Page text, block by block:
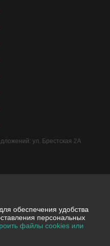
ул. Брестская 2А
обеспечения удобства
персональных
файлы cookies или